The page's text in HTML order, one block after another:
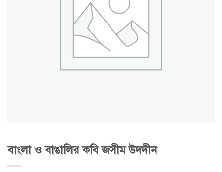
বাংলা ও বাঙালির কবি জসীম উদদীন